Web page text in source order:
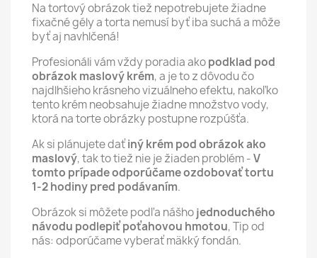
Na tortový obrázok tiež nepotrebujete žiadne
fixačné gély a torta nemusí byť iba suchá a môže
byť aj navhlčená!
Profesionáli vám vždy poradia akopodklad pod
obrázok maslový krém, a je to z dôvodu čo
najdlhšieho krásneho vizuálneho efektu, nakoľko
tento krém neobsahuje žiadne množstvo vody,
ktorá na torte obrázky postupne rozpúšťa.
Ak si plánujete daťiný krém pod obrázok ako
maslový, tak to tiež nie je žiaden problém -V
tomto prípade odporúčame ozdobovať tortu
1-2 hodiny pred podávaním.
Obrázok si môžete podľa nášhojednoduchého
návodu podlepiť poťahovou hmotou, Tip od
nás: odporúčame vyberať mäkký fondán.